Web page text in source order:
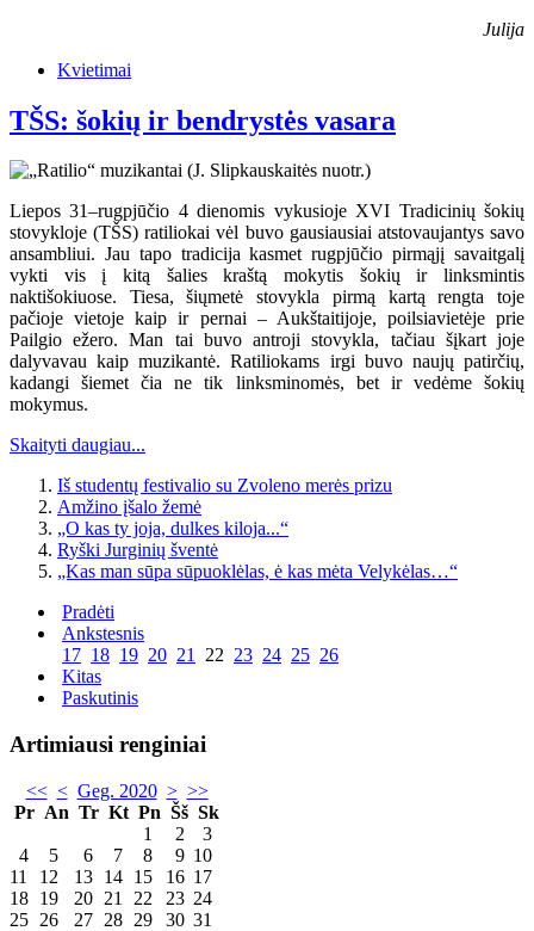
Julija
Kvietimai
TŠS: šokių ir bendrystės vasara
Liepos 31–rugpjūčio 4 dienomis vykusioje XVI Tradicinių šokių
stovykloje (TŠS) ratiliokai vėl buvo gausiausiai atstovaujantys savo
ansambliui. Jau tapo tradicija kasmet rugpjūčio pirmąjį savaitgalį
vykti vis į kitą šalies kraštą mokytis šokių ir linksmintis
naktišokiuose. Tiesa, šiųmetė stovykla pirmą kartą rengta toje
pačioje vietoje kaip ir pernai – Aukštaitijoje, poilsiavietėje prie
Pailgio ežero. Man tai buvo antroji stovykla, tačiau šįkart joje
dalyvavau kaip muzikantė. Ratiliokams irgi buvo naujų patirčių,
kadangi šiemet čia ne tik linksminomės, bet ir vedėme šokių
mokymus.
Skaityti daugiau...
Iš studentų festivalio su Zvoleno merės prizu
Amžino įšalo žemė
„O kas ty joja, dulkes kiloja...“
Ryški Jurginių šventė
„Kas man sūpa sūpuoklėlas, ė kas mėta Velykėlas…“
Pradėti
Ankstesnis
17 18 19 20 21 22 23 24 25 26
Kitas
Paskutinis
Artimiausi renginiai
<< < Geg. 2020 > >>
Pr An Tr Kt Pn Šš Sk
1
2
3
4
5 6 7 8 9 10
11
12 13 14 15 16 17
18 19 20 21 22 23 24
25 26 27 28 29 30 31